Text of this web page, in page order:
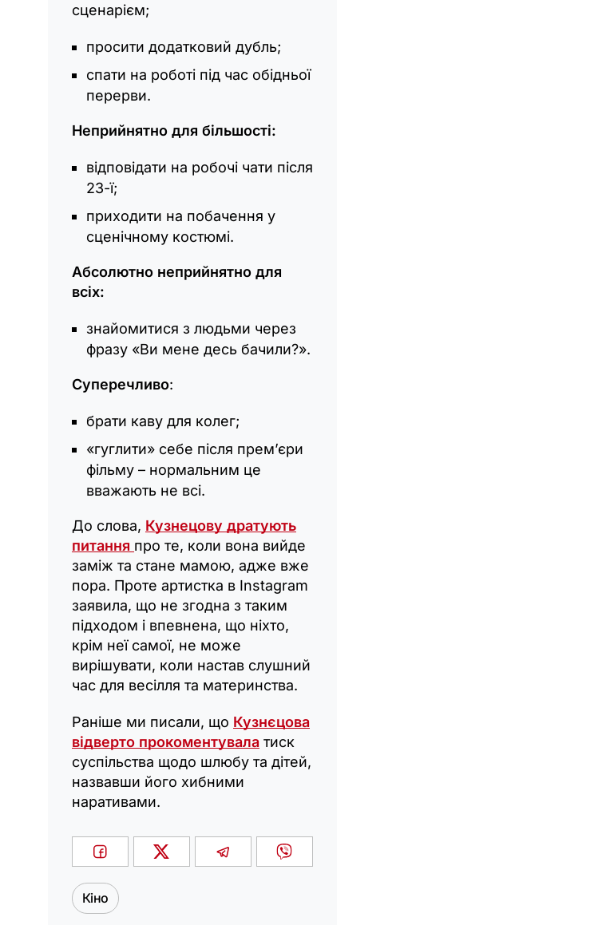
сценарієм;
просити додатковий дубль;
спати на роботі під час обідньої
перерви.
Неприйнятно для більшості:
відповідати на робочі чати після
23-ї;
приходити на побачення у
сценічному костюмі.
Абсолютно неприйнятно для
всіх:
знайомитися з людьми через
фразу «Ви мене десь бачили?».
Суперечливо:
брати каву для колег;
«гуглити» себе після прем’єри
фільму – нормальним це
вважають не всі.
До слова, Кузнецову дратують
питання про те, коли вона вийде
заміж та стане мамою, адже вже
пора. Проте артистка в Instagram
заявила, що не згодна з таким
підходом і впевнена, що ніхто,
крім неї самої, не може
вирішувати, коли настав слушний
час для весілля та материнства.
Раніше ми писали, що Кузнєцова
відверто прокоментувала тиск
суспільства щодо шлюбу та дітей,
назвавши його хибними
наративами.
Кіно